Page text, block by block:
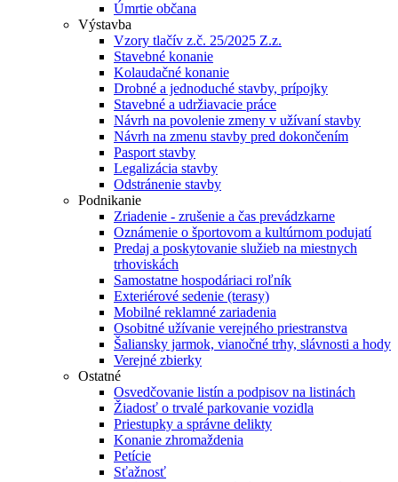
Úmrtie občana
Výstavba
Vzory tlačív z.č. 25/2025 Z.z.
Stavebné konanie
Kolaudačné konanie
Drobné a jednoduché stavby, prípojky
Stavebné a udržiavacie práce
Návrh na povolenie zmeny v užívaní stavby
Návrh na zmenu stavby pred dokončením
Pasport stavby
Legalizácia stavby
Odstránenie stavby
Podnikanie
Zriadenie - zrušenie a čas prevádzkarne
Oznámenie o športovom a kultúrnom podujatí
Predaj a poskytovanie služieb na miestnych
trhoviskách
Samostatne hospodáriaci roľník
Exteriérové sedenie (terasy)
Mobilné reklamné zariadenia
Osobitné užívanie verejného priestranstva
Šaliansky jarmok, vianočné trhy, slávnosti a hody
Verejné zbierky
Ostatné
Osvedčovanie listín a podpisov na listinách
Žiadosť o trvalé parkovanie vozidla
Priestupky a správne delikty
Konanie zhromaždenia
Petície
Sťažnosť